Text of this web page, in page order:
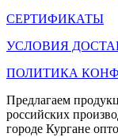
СЕРТИФИКАТЫ
УСЛОВИЯ
ПОЛИТИКА
Предлагаем
российских
городе Кургане